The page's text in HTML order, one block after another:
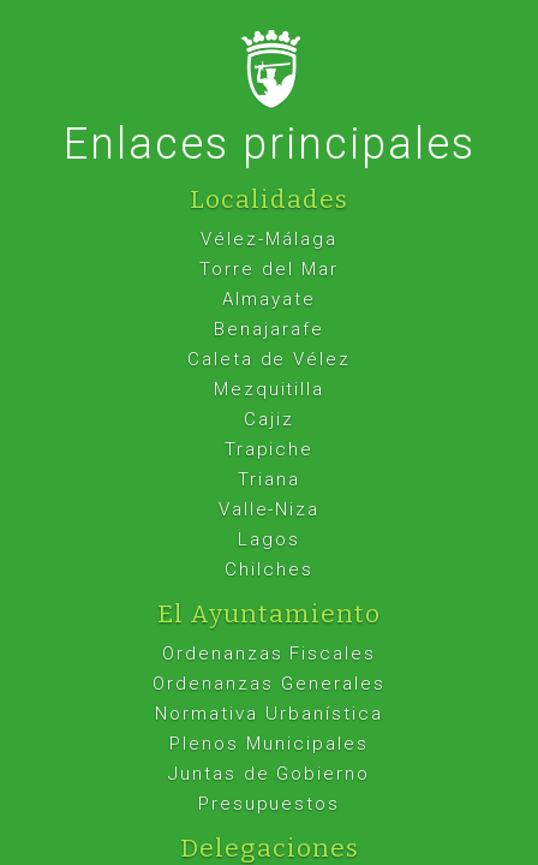
Enlaces principales
Localidades
Vélez-Málaga
Torre del Mar
Almayate
Benajarafe
Caleta de Vélez
Mezquitilla
Cajiz
Trapiche
Triana
Valle-Niza
Lagos
Chilches
El Ayuntamiento
Ordenanzas Fiscales
Ordenanzas Generales
Normativa Urbanística
Plenos Municipales
Juntas de Gobierno
Presupuestos
Delegaciones